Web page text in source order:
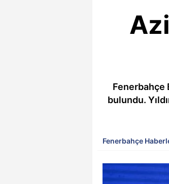
Fenerbahçe
bulundu.
Fenerbahçe